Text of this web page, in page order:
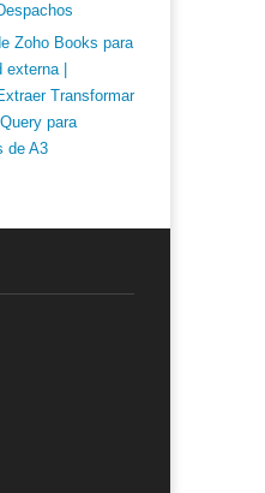
Zoho Books para
|
Transformar
para
de A3